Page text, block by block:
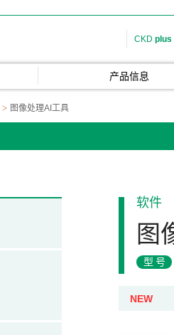
CKD plus
产品信息
图像处理AI工具
软件
图
型号
NEW